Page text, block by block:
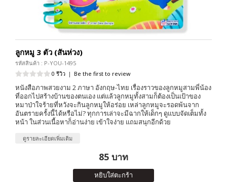
ลูกหมู 3 ตัว (สันห่วง)
รหัสสินค้า : P-YOU-1495
0 รีวิว | Be the first to review
หนังสือภาพสวยงาม 2 ภาษา อังกฤษ-ไทย เรื่องราวของลูกหมูสามพี่น้อง
ที่ออกไปสร้างบ้านของตนเอง แต่แล้วลูกหมูทั้งสามก็ต้องเป็นเป้าของ
หมาป่าใจร้ายที่หวังจะกินลูกหมูให้อร่อย เหล่าลูกหมูจะรอดพ้นจาก
อันตรายครั้งนี้ได้หรือไม่? ทุกการเล่าจะมีฉากให้เด็กๆ ดูแบบจัดเต็มทั้ง
หน้า ในส่วนเนื้อหาก็อ่านง่าย เข้าใจง่าย แถมสนุกอีกด้วย
ดูรายละเอียดเพิ่มเติม
85 บาท
หยิบใส่ตะกร้า